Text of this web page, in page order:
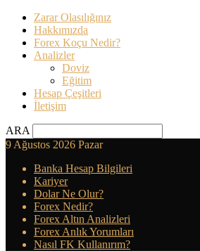
Zarar Olasılığınız
Hakkımızda
Forex Koçu Nedir?
Analizler
Doviz
Eğitim
Hesap Çeşitleri
İletişim
ARA
9 Ağustos 2026 Pazar
Banka Hesap Bilgileri
Kariyer
Dolar Ne Olur?
Forex Nedir?
Forex Altın Analizleri
Forex Anlık Yorumları
Nasıl FK Kullanırım?